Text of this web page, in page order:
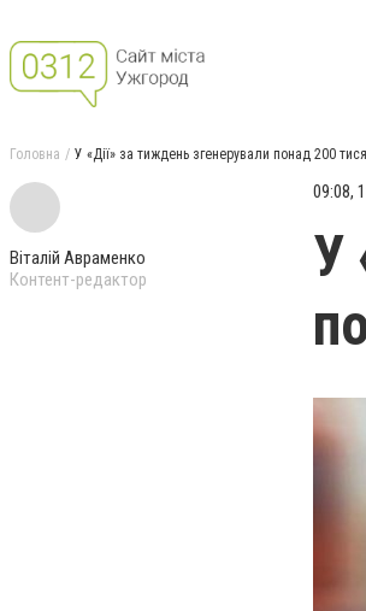
Головна У «Дії» за тиждень згенерували понад 200
Віталій Авраменко
Контент-редактор
09:08,
У